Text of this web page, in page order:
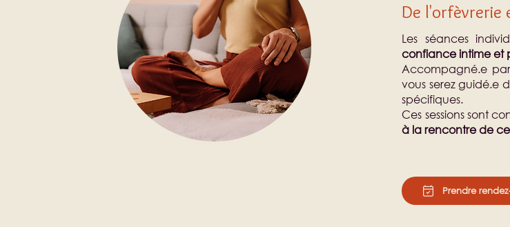
De l'orfèvrerie
Les séances
confiance intime et
Accompagné.e
vous serez guidé.e
spécifiques.
Ces sessions sont
à la rencontre de
Prendre